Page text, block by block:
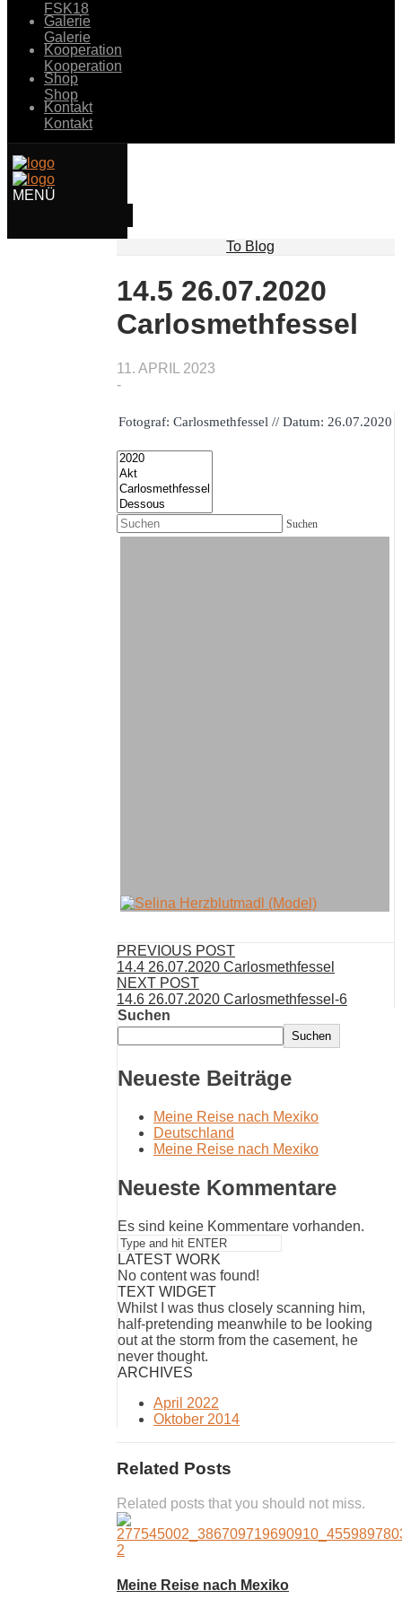
FSK18
Galerie
Galerie
Kooperation
Kooperation
Shop
Shop
Kontakt
Kontakt
To Blog
14.5 26.07.2020
Carlosmethfessel
11. APRIL 2023
-
Fotograf: Carlosmethfessel // Datum: 26.07.2020
Suchen
PREVIOUS POST
14.4 26.07.2020 Carlosmethfessel
NEXT POST
14.6 26.07.2020 Carlosmethfessel-6
Suchen
Suchen
Neueste Beiträge
Meine Reise nach Mexiko
Deutschland
Meine Reise nach Mexiko
Neueste Kommentare
Es sind keine Kommentare vorhanden.
LATEST WORK
No content was found!
TEXT WIDGET
Whilst I was thus closely scanning him,
half-pretending meanwhile to be looking
out at the storm from the casement, he
never thought.
ARCHIVES
April 2022
Oktober 2014
Related Posts
Related posts that you should not miss.
Meine Reise nach Mexiko